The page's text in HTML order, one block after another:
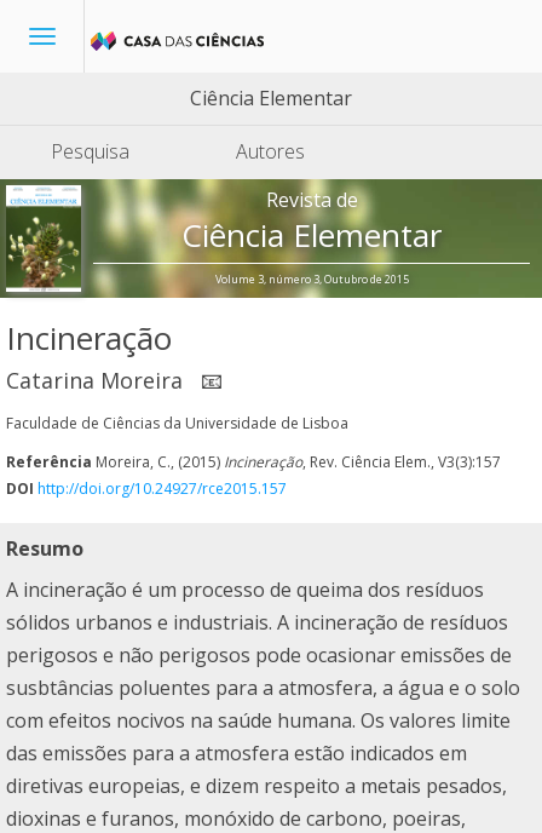
Toggle
Ciência Elementar
Pesquisa
Autores
Revista de
Ciência Elementar
Volume 3, número 3, Outubro de 2015
Incineração
Catarina Moreira 📧
Faculdade de Ciências da Universidade de Lisboa
Referência Moreira, C., (2015) Incineração, Rev. Ciência Elem., V3(3):157
DOI http://doi.org/10.24927/rce2015.157
Resumo
A incineração é um processo de queima dos resíduos
sólidos urbanos e industriais. A incineração de resíduos
perigosos e não perigosos pode ocasionar emissões de
susbtâncias poluentes para a atmosfera, a água e o solo
com efeitos nocivos na saúde humana. Os valores limite
das emissões para a atmosfera estão indicados em
diretivas europeias, e dizem respeito a metais pesados,
dioxinas e furanos, monóxido de carbono, poeiras,